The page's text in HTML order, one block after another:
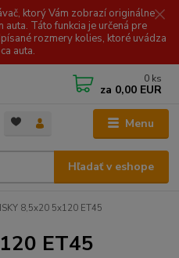
ktorý Vám zobrazí originálne
Táto funkcia je určená pre
rozmery kolies, ktoré uvádza
auta.
Menu
Hľadať v eshope
0 ks
za 0,00 EUR
8,5x20 5x120 ET45
ET45